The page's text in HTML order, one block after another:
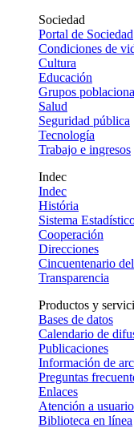
Sociedad
Portal de Sociedad
Condiciones de
Cultura
Educación
Grupos
Salud
Seguridad pública
Tecnología
Trabajo e ingresos
Indec
Indec
História
Sistema
Cooperación
Direcciones
Cincuentenario
Transparencia
Productos y
Bases de datos
Calendario de
Publicaciones
Información de
Preguntas
Enlaces
Atención a
Biblioteca en línea